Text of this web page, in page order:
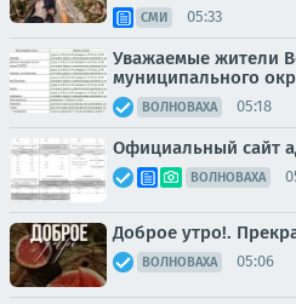
СМИ 05:33
Уважаемые жители
муниципального
ВОЛНОВАХА 05:18
Официальный сайт
ВОЛНОВАХА
Доброе утро!.
ВОЛНОВАХА 05:06